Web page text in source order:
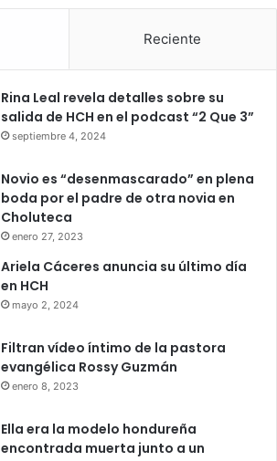
Reciente
Rina Leal revela detalles sobre su
salida de HCH en el podcast “2 Que 3”
septiembre 4, 2024
Novio es “desenmascarado” en plena
boda por el padre de otra novia en
Choluteca
enero 27, 2023
Ariela Cáceres anuncia su último día
en HCH
mayo 2, 2024
Filtran vídeo íntimo de la pastora
evangélica Rossy Guzmán
enero 8, 2023
Ella era la modelo hondureña
encontrada muerta junto a un